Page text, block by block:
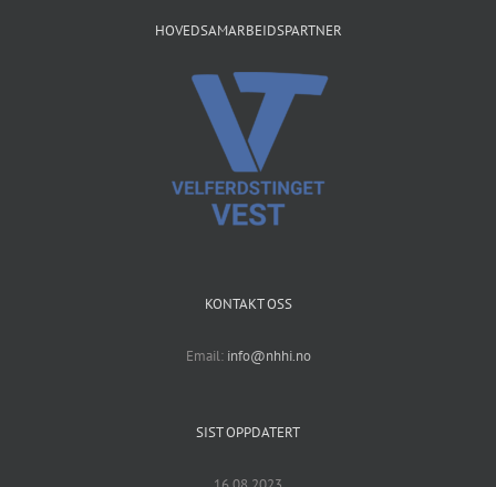
HOVEDSAMARBEIDSPARTNER
KONTAKT OSS
Email: info@nhhi.no
SIST OPPDATERT